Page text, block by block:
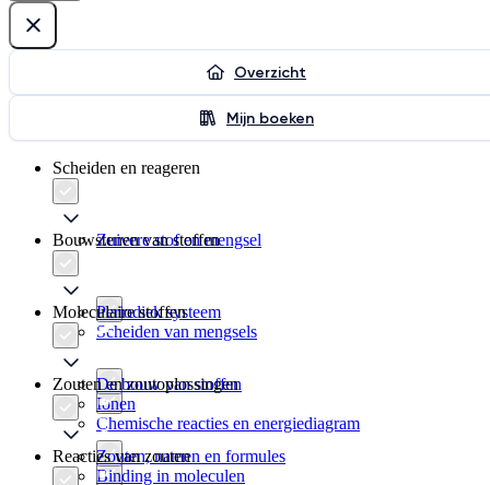
Overzicht
Mijn boeken
Scheiden en reageren
Zuivere stof en mengsel
Scheiden van mengsels
Chemische reacties en energiediagram
Bouwstenen van stoffen
Periodiek systeem
Ionen
Moleculaire stoffen
De bouw van stoffen
Binding in moleculen
Zouten en zoutoplossingen
Zouten, namen en formules
Reacties van zouten